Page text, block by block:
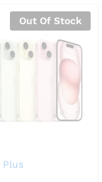
Out Of Stock
Plus